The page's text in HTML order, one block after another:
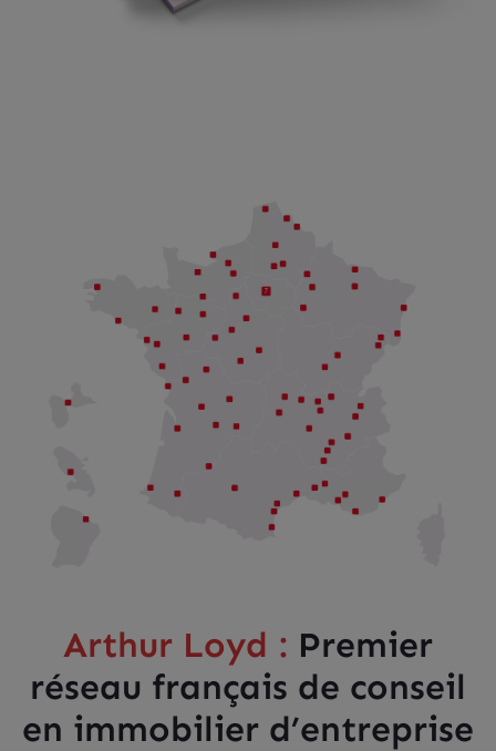
Arthur Loyd : Premier
réseau français de conseil
en immobilier d’entreprise